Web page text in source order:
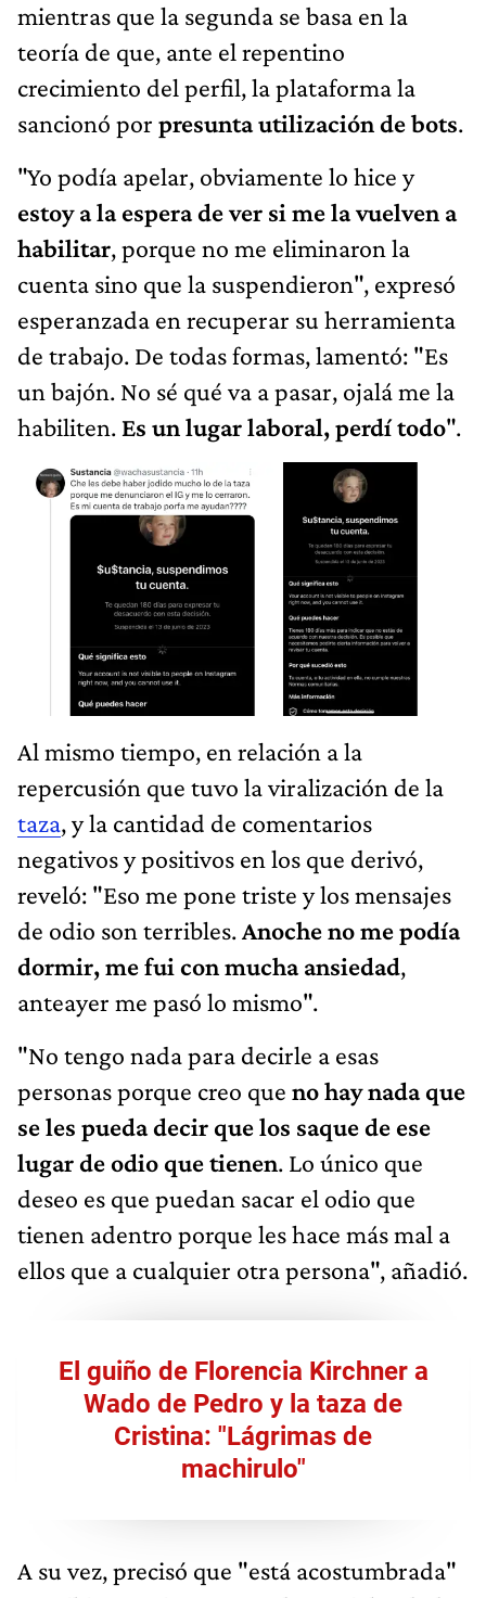
mientras que la segunda se basa en la
teoría de que, ante el repentino
crecimiento del perfil, la plataforma la
sancionó por presunta utilización de bots.
"Yo podía apelar, obviamente lo hice y
estoy a la espera de ver si me la vuelven a
habilitar, porque no me eliminaron la
cuenta sino que la suspendieron", expresó
esperanzada en recuperar su herramienta
de trabajo. De todas formas, lamentó: "Es
un bajón. No sé qué va a pasar, ojalá me la
habiliten. Es un lugar laboral, perdí todo".
Al mismo tiempo, en relación a la
repercusión que tuvo la viralización de la
taza, y la cantidad de comentarios
negativos y positivos en los que derivó,
reveló: "Eso me pone triste y los mensajes
de odio son terribles.Anoche no me podía
dormir, me fui con mucha ansiedad,
anteayer me pasó lo mismo".
"No tengo nada para decirle a esas
personas porque creo que no hay nada que
se les pueda decir que los saque de ese
lugar de odio que tienen. Lo único que
deseo es que puedan sacar el odio que
tienen adentro porque les hace más mal a
ellos que a cualquier otra persona", añadió.
El guiño de Florencia Kirchner a
Wado de Pedro y la taza de
Cristina: "Lágrimas de
machirulo"
A su vez, precisó que "está acostumbrada"